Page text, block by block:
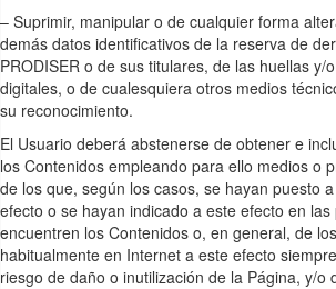
– Suprimir, manipular o de cualquier forma
demás datos identificativos de la reserva de
PRODISER o de sus titulares, de las huellas y/
digitales, o de cualesquiera otros medios
su reconocimiento.
El Usuario deberá abstenerse de obtener e
los Contenidos empleando para ello medios o
de los que, según los casos, se hayan puesto
efecto o se hayan indicado a este efecto en
encuentren los Contenidos o, en general, de
habitualmente en Internet a este efecto
riesgo de daño o inutilización de la Página, y/o